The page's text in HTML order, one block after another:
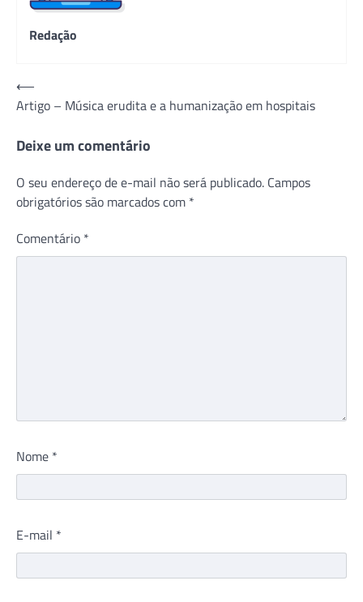
Redação
Navegação
de
Post
⟵
Artigo – Música erudita e a humanização em hospitais
Deixe um comentário
O seu endereço de e-mail não será publicado. Campos
obrigatórios são marcados com *
Comentário *
Nome *
E-mail *